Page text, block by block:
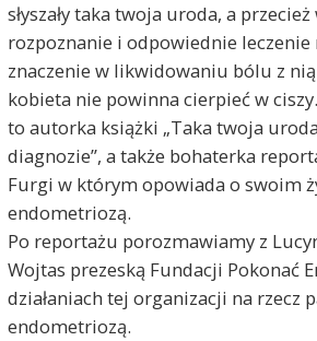
słyszały taka twoja uroda, a przecież
rozpoznanie i odpowiednie
znaczenie w likwidowaniu bólu z
kobieta nie powinna cierpieć w
to autorka książki „Taka twoja
diagnozie”, a także bohaterka
Furgi w którym opowiada o swoim
endometriozą.
Po reportażu porozmawiamy z
Wojtas prezeską Fundacji Pokonać
działaniach tej organizacji na rzecz
endometriozą.